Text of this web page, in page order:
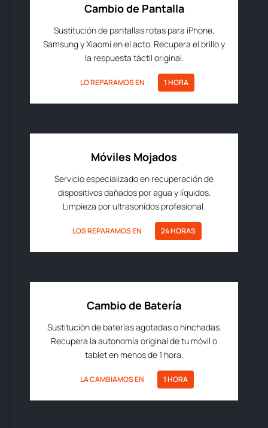
Cambio de Pantalla
Sustitución de pantallas rotas para iPhone,
Samsung y Xiaomi en el acto. Recupera el brillo y
la respuesta táctil original.
LO REPARAMOS EN 1 HORA
Móviles Mojados
Servicio especializado en recuperación de
dispositivos dañados por agua y líquidos.
Limpieza por ultrasonidos profesional.
LOS REPARAMOS EN 24 HORAS
Cambio de Batería
Sustitución de baterías agotadas o hinchadas.
Recupera la autonomía original de tu móvil o
tablet en menos de 1 hora.
LA CAMBIAMOS EN 1 HORA